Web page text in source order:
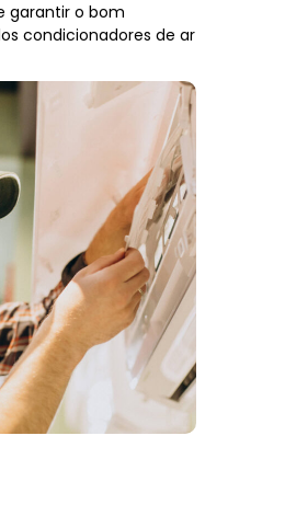
garantir o bom
condicionadores de ar